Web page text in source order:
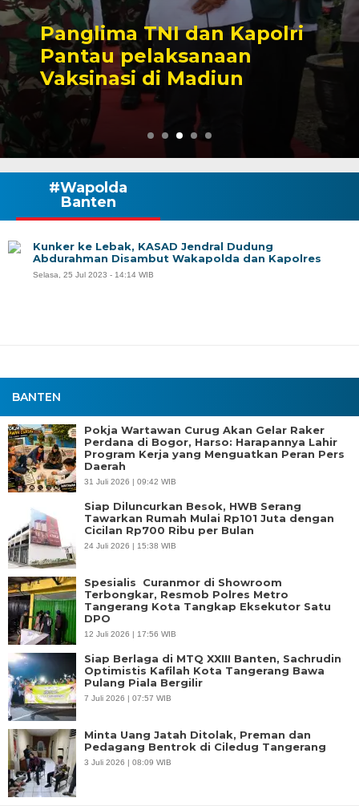
Panglima TNI dan Kapolri
Pantau pelaksanaan
Vaksinasi di Madiun
BANTEN
Pokja Wartawan Curug Akan Gelar Raker
Perdana di Bogor, Harso: Harapannya Lahir
Program Kerja yang Menguatkan Peran Pers
Daerah
31 Juli 2026 | 09:42 WIB
Siap Diluncurkan Besok, HWB Serang
Tawarkan Rumah Mulai Rp101 Juta dengan
Cicilan Rp700 Ribu per Bulan
24 Juli 2026 | 15:38 WIB
Spesialis Curanmor di Showroom
Terbongkar, Resmob Polres Metro
Tangerang Kota Tangkap Eksekutor Satu
DPO
12 Juli 2026 | 17:56 WIB
Siap Berlaga di MTQ XXIII Banten, Sachrudin
Optimistis Kafilah Kota Tangerang Bawa
Pulang Piala Bergilir
7 Juli 2026 | 07:57 WIB
Minta Uang Jatah Ditolak, Preman dan
Pedagang Bentrok di Ciledug Tangerang
3 Juli 2026 | 08:09 WIB
#Wapolda
Banten
Kunker ke Lebak, KASAD Jendral Dudung
Abdurahman Disambut Wakapolda dan Kapolres
Selasa, 25 Jul 2023 - 14:14 WIB